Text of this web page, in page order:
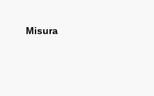
Misura